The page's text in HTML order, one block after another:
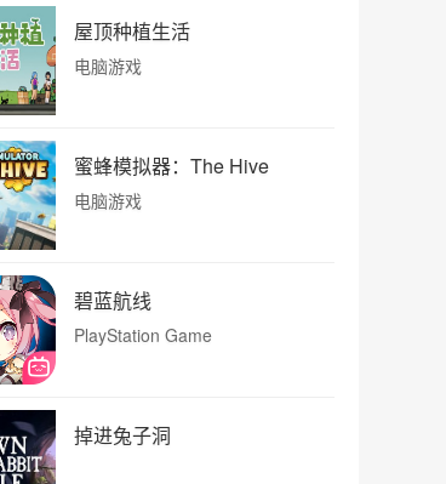
屋顶种植生活
电脑游戏
蜜蜂模拟器：The Hive
电脑游戏
碧蓝航线
PlayStation Game
掉进兔子洞